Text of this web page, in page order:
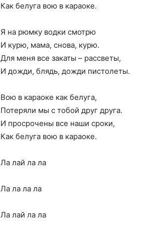
Как белуга вою в караоке.
Я на рюмку водки смотрю
И курю, мама, снова, курю.
Для меня все закаты – рассветы,
И дожди, блядь, дожди пистолеты.
Вою в караоке как белуга,
Потеряли мы с тобой друг друга.
И просрочены все наши сроки,
Как белуга вою в караоке.
Ла лай ла ла
Ла ла ла ла
Ла лай ла ла